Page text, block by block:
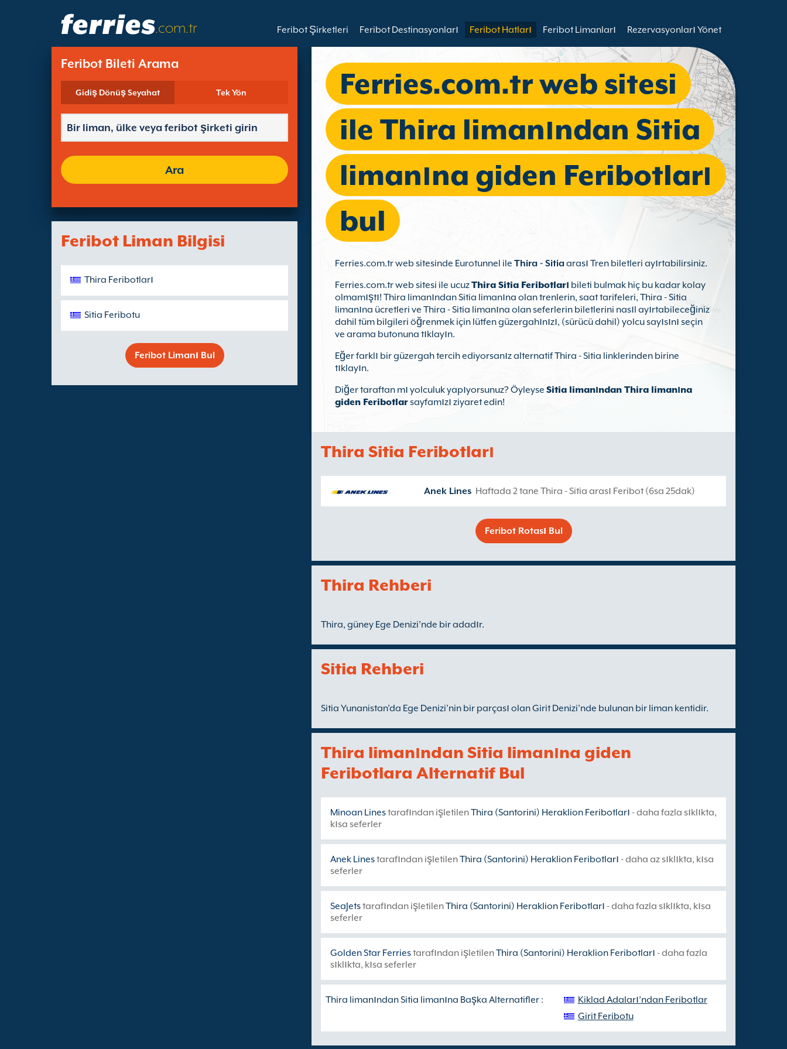
.com.tr Feribot Şirketleri Feribot Destinasyonları Feribot Hatları Feribot Limanları Rezervasyonları Yönet
Feribot Bileti Arama
Gidiş Dönüş Seyahat Tek Yön
Ara
Feribot Liman Bilgisi
Thira Feribotları
Sitia Feribotu
Feribot Limanı Bul
Ferries.com.tr web sitesi
ile Thira limanından Sitia
limanına giden Feribotları
bul
Ferries.com.tr web sitesinde Eurotunnel ile Thira - Sitia arası Tren biletleri ayırtabilirsiniz.
Ferries.com.tr web sitesi ile ucuzThira Sitia Feribotları bileti bulmak hiç bu kadar kolay
olmamıştı! Thira limanından Sitia limanına olan trenlerin, saat tarifeleri, Thira - Sitia
limanına ücretleri ve Thira - Sitia limanına olan seferlerin biletlerini nasıl ayırtabileceğiniz
dahil tüm bilgileri öğrenmek için lütfen güzergahınızı, (sürücü dahil) yolcu sayısını seçin
ve arama butonuna tıklayın.
Eğer farklı bir güzergah tercih ediyorsanız alternatif Thira - Sitia linklerinden birine
tıklayın.
Diğer taraftan mı yolculuk yapıyorsunuz? Öyleyse Sitia limanından Thira limanına
giden Feribotlarsayfamızı ziyaret edin!
Thira Sitia Feribotları
Anek Lines Haftada 2 tane Thira - Sitia arası Feribot (6sa 25dak)
Feribot Rotası Bul
Thira Rehberi
Thira, güney Ege Denizi’nde bir adadır.
Sitia Rehberi
Sitia Yunanistan’da Ege Denizi’nin bir parçası olan Girit Denizi’nde bulunan bir liman kentidir.
Thira limanından Sitia limanına giden
Feribotlara Alternatif Bul
Minoan Linestarafından işletilenThira (Santorini) Heraklion Feribotları - daha fazla sıklıkta,
kısa seferler
Anek Linestarafından işletilenThira (Santorini) Heraklion Feribotları - daha az sıklıkta, kısa
seferler
SeaJetstarafından işletilenThira (Santorini) Heraklion Feribotları - daha fazla sıklıkta, kısa
seferler
Golden Star Ferriestarafından işletilenThira (Santorini) Heraklion Feribotları - daha fazla
sıklıkta, kısa seferler
Thira limanından Sitia limanına Başka Alternatifler :
Kiklad Adaları’ndan Feribotlar
Girit Feribotu